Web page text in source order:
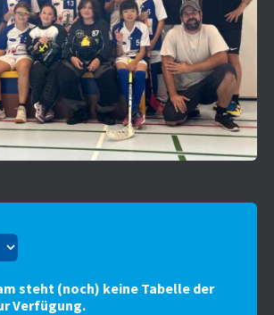
steht (noch) keine Tabelle der
Verfügung.